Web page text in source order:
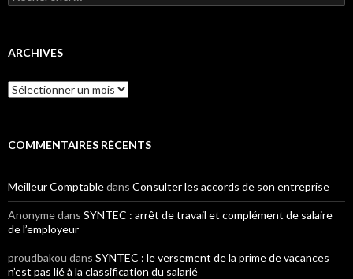
ARCHIVES
Archives
COMMENTAIRES RÉCENTS
Meilleur Comptabledans Consulter les accords de son entreprise
Anonymedans SYNTEC : arrêt de travail et complément de salaire
de l’employeur
proudbakou dans SYNTEC : le versement de la prime de vacances
n’est pas lié à la classification du salarié